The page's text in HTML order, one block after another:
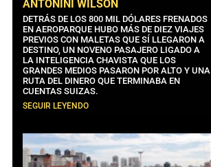
ANTONINI WILSON
DETRÁS DE LOS 800 MIL DÓLARES FRENADOS
EN AEROPARQUE HUBO MÁS DE DIEZ VIAJES
PREVIOS CON MALETAS QUE SÍ LLEGARON A
DESTINO, UN NOVENO PASAJERO LIGADO A
LA INTELIGENCIA CHAVISTA QUE LOS
GRANDES MEDIOS PASARON POR ALTO Y UNA
RUTA DEL DINERO QUE TERMINABA EN
CUENTAS SUIZAS.
SEGUIR LEYENDO